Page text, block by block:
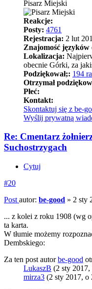
Pisarz Miejski
Reakcje:
Posty: 4761
Rejestracja: 2 lut
Znajomość języków
Lokalizacja:
obecnie Górki, za
Podziękował;: 194
Otrzymał
Płeć:
Kontakt:
Skontaktuj się z be-
Wyślij prywatną
Re: Cmentarz
Suchostrzygach
Cytuj
#20
Post autor: be-good » 2 sty
... z kolei z roku 1908 (wg
ta karta.
W tłumie możemy
Dembskiego:
Za ten post autorbe-good
LukaszB (2 sty 2017,
mirza3 (2 sty 2017, o